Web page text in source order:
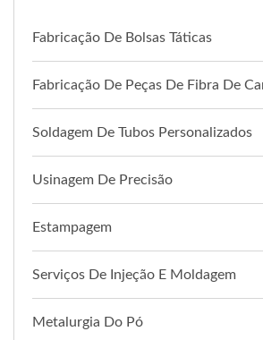
Fabricação De Bolsas Táticas
Fabricação De Peças De Fibra De
Soldagem De Tubos Personalizados
Usinagem De Precisão
Estampagem
Serviços De Injeção E Moldagem
Metalurgia Do Pó